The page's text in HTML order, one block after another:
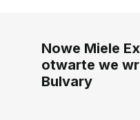
Nowe Miele
otwarte we
Bulvary